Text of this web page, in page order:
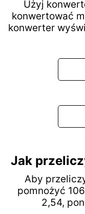
Użyj
konwertować
konwerter
Jak
Aby
pomnożyć
2,54,